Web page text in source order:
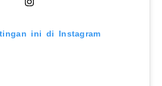
ini di Instagram